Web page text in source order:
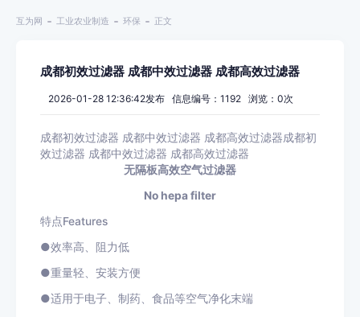
互为网 工业农业制造 环保 正文
成都初效过滤器 成都中效过滤器 成都高效过滤器
2026-01-28 12:36:42发布 信息编号：1192 浏览： 0次
成都初效过滤器 成都中效过滤器 成都高效过滤器成都初
效过滤器 成都中效过滤器 成都高效过滤器
无隔板高效空气过滤器
No hepa filter
特点Features
●效率高、阻力低
●重量轻、安装方便
●适用于电子、制药、食品等空气净化末端